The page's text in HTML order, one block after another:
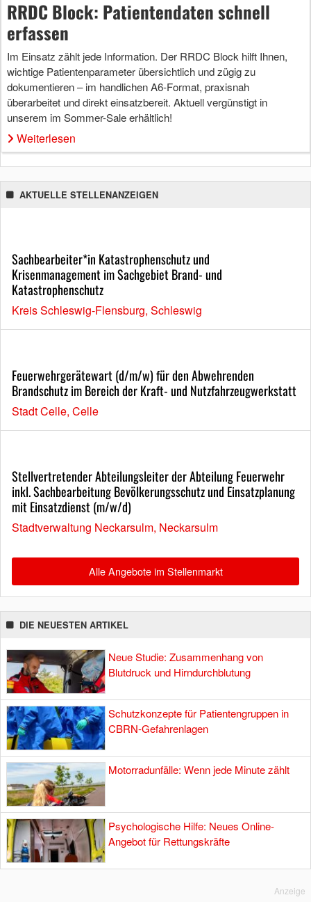
RRDC Block: Patientendaten schnell
erfassen
Im Einsatz zählt jede Information. Der RRDC Block hilft Ihnen,
wichtige Patientenparameter übersichtlich und zügig zu
dokumentieren – im handlichen A6-Format, praxisnah
überarbeitet und direkt einsatzbereit. Aktuell vergünstigt in
unserem im Sommer-Sale erhältlich!
Weiterlesen
AKTUELLE STELLENANZEIGEN
Sachbearbeiter*in Katastrophenschutz und
Krisenmanagement im Sachgebiet Brand- und
Katastrophenschutz
Kreis Schleswig-Flensburg, Schleswig
Feuerwehrgerätewart (d/m/w) für den Abwehrenden
Brandschutz im Bereich der Kraft- und Nutzfahrzeugwerkstatt
Stadt Celle, Celle
Stellvertretender Abteilungsleiter der Abteilung Feuerwehr
inkl. Sachbearbeitung Bevölkerungsschutz und Einsatzplanung
mit Einsatzdienst (m/w/d)
Stadtverwaltung Neckarsulm, Neckarsulm
Alle Angebote im Stellenmarkt
DIE NEUESTEN ARTIKEL
Neue Studie: Zusammenhang von
Blutdruck und Hirndurchblutung
Schutzkonzepte für Patientengruppen in
CBRN-Gefahrenlagen
Motorradunfälle: Wenn jede Minute zählt
Psychologische Hilfe: Neues Online-
Angebot für Rettungskräfte
Anzeige